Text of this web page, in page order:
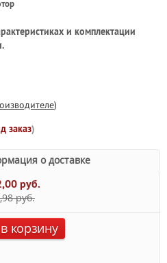
и комплектации
)
заказ)
о доставке
руб.
руб.
корзину